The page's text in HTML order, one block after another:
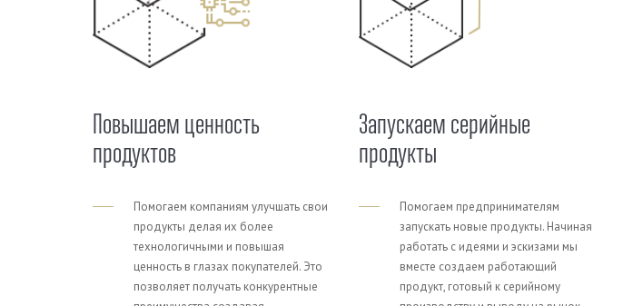
Повышаем ценность
продуктов
Помогаем компаниям улучшать свои
продукты делая их более
технологичными и повышая
ценность в глазах покупателей. Это
позволяет получать конкурентные
Запускаем серийные
продукты
Помогаем предпринимателям
запускать новые продукты. Начиная
работать с идеями и эскизами мы
вместе создаем работающий
продукт, готовый к серийному